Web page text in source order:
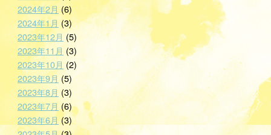
2024年2月 (6)
2024年1月(3)
2023年12月(5)
2023年11月 (3)
2023年10月 (2)
2023年9月 (5)
2023年8月 (3)
2023年7月 (6)
2023年6月(3)